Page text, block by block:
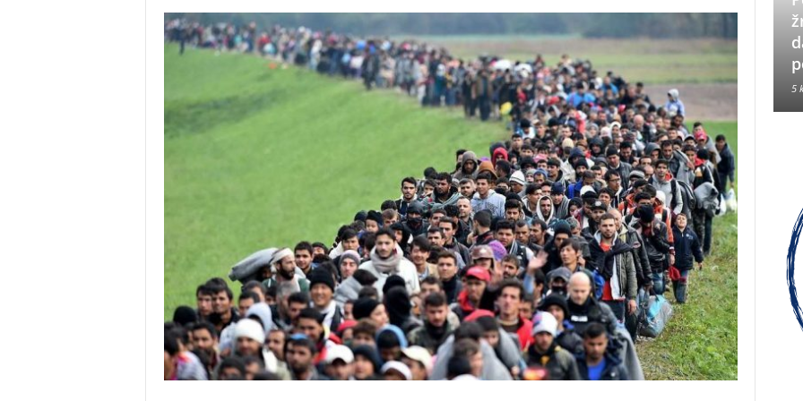
Neizbrisiva uloga HVO-a i
Hrvata iz BiH u Operaciji
Oluja
5 kolovoza, 2026 5